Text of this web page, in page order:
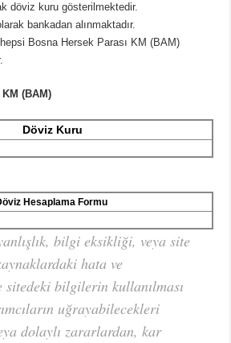
döviz kuru gösterilmektedir.
bankadan alınmaktadır.
Bosna Hersek Parası KM (BAM)
(BAM)
Döviz Kuru
Hesaplama Formu
bilgi eksikliği, veya site
hata ve
sitedeki bilgilerin kullanılması
uğrayabilecekleri
dolaylı zararlardan, kar